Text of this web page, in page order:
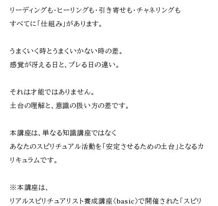
リーディングも・ヒーリングも・引き寄せも・チャネリングも
すべてに「仕組み」があります。
うまくいく時とうまくいかない時の差。
感覚が冴える日と、ブレる日の違い。
それは才能ではありません。
土台の理解と、意識の扱い方の差です。
本講座は、単なる知識講座ではなく
あなたのスピリチュアル活動を「安定させるための土台」となるカ
リキュラムです。
※本講座は、
リアルスピリチュアリスト養成講座〈basic〉で開催された「スピリ